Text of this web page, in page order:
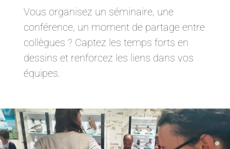
Vous organisez un séminaire, une
conférence, un moment de partage entre
collègues ? Captez les temps forts en
dessins et renforcez les liens dans vos
équipes.